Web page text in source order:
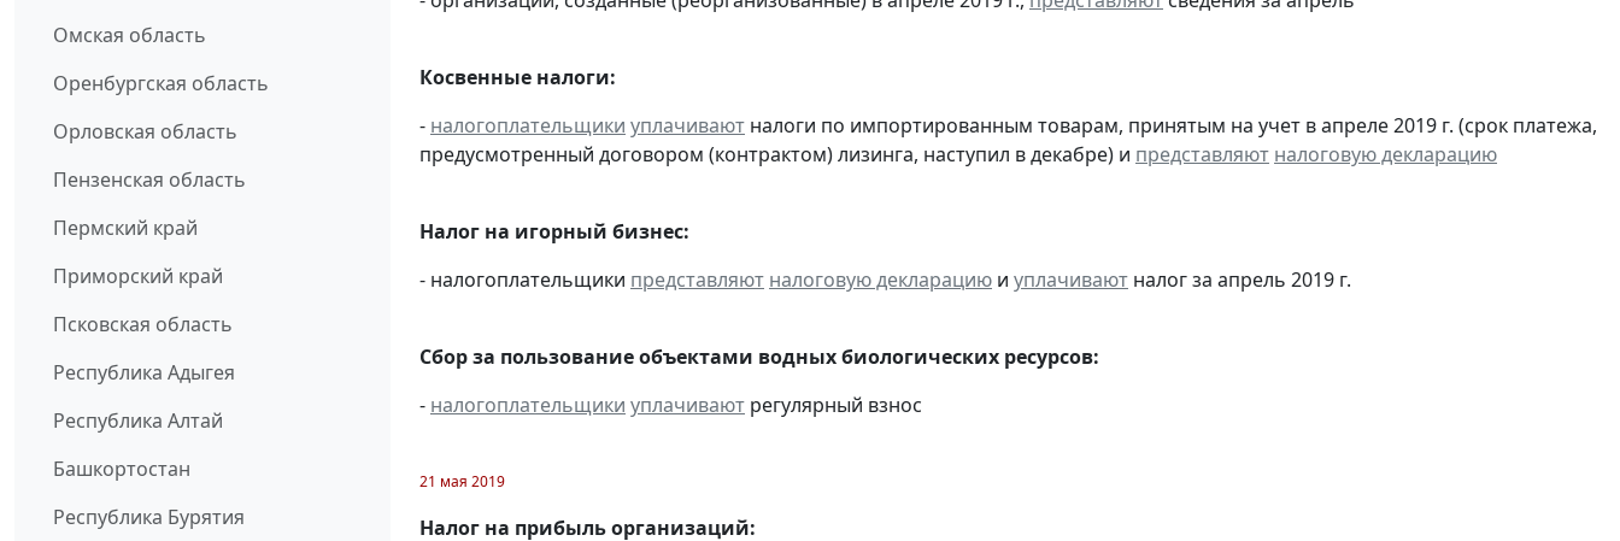
Омская область
Оренбургская область
Орловская область
Пензенская область
Пермский край
Приморский край
Псковская область
Республика Адыгея
Республика Алтай
Башкортостан
Республика Бурятия
Косвенные налоги:
- налогоплательщики уплачивают налоги по импортированным товарам, принятым на учет в апреле 2019 г. (срок платежа,
предусмотренный договором (контрактом) лизинга, наступил в декабре) и представляют налоговую декларацию
Налог на игорный бизнес:
- налогоплательщики представляют налоговую декларацию и уплачивают налог за апрель 2019 г.
Сбор за пользование объектами водных биологических ресурсов:
- налогоплательщики уплачивают регулярный взнос
21 мая 2019
Налог на прибыль организаций: